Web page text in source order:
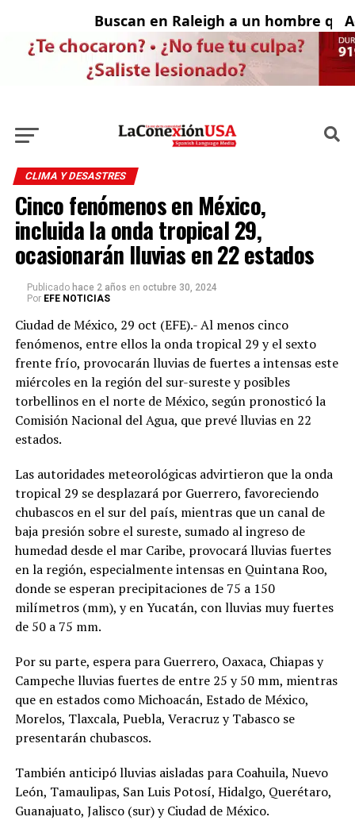
Buscan en Raleigh a un hombre que
CLIMA Y DESASTRES
Cinco fenómenos en México,
incluida la onda tropical 29,
ocasionarán lluvias en 22 estados
Publicado hace 2 años en octubre 30, 2024
Por EFE NOTICIAS
Ciudad de México, 29 oct (EFE).- Al menos cinco
fenómenos, entre ellos la onda tropical 29 y el sexto
frente frío, provocarán lluvias de fuertes a intensas este
miércoles en la región del sur-sureste y posibles
torbellinos en el norte de México, según pronosticó la
Comisión Nacional del Agua, que prevé lluvias en 22
estados.
Las autoridades meteorológicas advirtieron que la onda
tropical 29 se desplazará por Guerrero, favoreciendo
chubascos en el sur del país, mientras que un canal de
baja presión sobre el sureste, sumado al ingreso de
humedad desde el mar Caribe, provocará lluvias fuertes
en la región, especialmente intensas en Quintana Roo,
donde se esperan precipitaciones de 75 a 150
milímetros (mm), y en Yucatán, con lluvias muy fuertes
de 50 a 75 mm.
Por su parte, espera para Guerrero, Oaxaca, Chiapas y
Campeche lluvias fuertes de entre 25 y 50 mm, mientras
que en estados como Michoacán, Estado de México,
Morelos, Tlaxcala, Puebla, Veracruz y Tabasco se
presentarán chubascos.
También anticipó lluvias aisladas para Coahuila, Nuevo
León, Tamaulipas, San Luis Potosí, Hidalgo, Querétaro,
Guanajuato, Jalisco (sur) y Ciudad de México.